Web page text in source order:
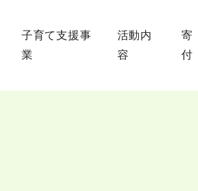
子育て支援事
業
活動内
容
寄
付